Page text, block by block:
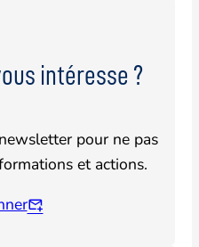
intéresse ?
pour ne pas
et actions.